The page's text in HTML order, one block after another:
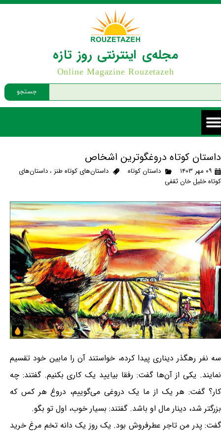
جستجو
مجله‌ی اینترنتی روز تازه
Online Magazine Rouzetazeh
داستان کوتاه دروغگوترین اشخاص
۰۹ مهر ۱۴۰۳ داستان کوتاه داستان‌های کوتاه طنز ، داستان‌های
کوتاه خلیل خان ثقفی
سه نفر رهگذر دیناری پیدا کرده، خواستند آن را مابین خود تقسیم
نمایند. یکی از آن‌ها گفت: رفقا بیایید یک کاری بکنیم. گفتند: چه
کار؟ گفت: هر یک از ما یک دروغی می‌گوییم، دروغ هر کس که
بزرگتر شد، دینار مال او باشد. گفتند: بسیار خوب، اول تو بگو.
گفت: پدر من تاجر عطرفروش بود. یک روز یک دانه تخم مرغ خرید